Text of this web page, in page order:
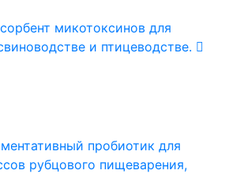
микотоксинов для
и птицеводстве.
пробиотик для
рубцового пищеварения,